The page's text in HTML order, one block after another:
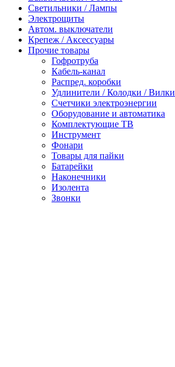
Светильники / Лампы
Электрощиты
Автом. выключатели
Крепеж / Аксессуары
Прочие товары
Гофротруба
Кабель-канал
Распред. коробки
Удлинители / Колодки / Вилки
Счетчики электроэнергии
Оборудование и автоматика
Комплектующие ТВ
Инструмент
Фонари
Товары для пайки
Батарейки
Наконечники
Изолента
Звонки